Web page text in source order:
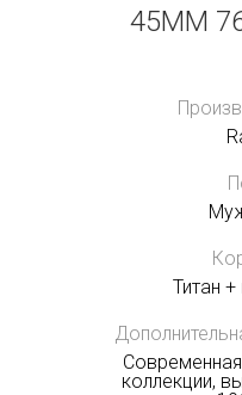
45MM
Титан
Современная
коллекции,